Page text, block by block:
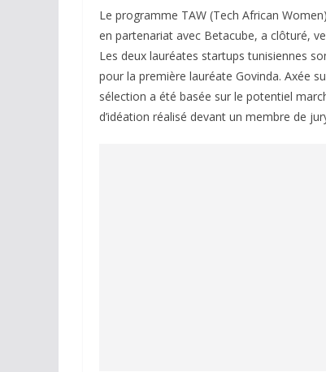
Le programme TAW (Tech African
en partenariat avec Betacube, a clôturé,
Les deux lauréates startups tunisiennes
pour la première lauréate Govinda. Axée
sélection a été basée sur le potentiel
d’idéation réalisé devant un membre de